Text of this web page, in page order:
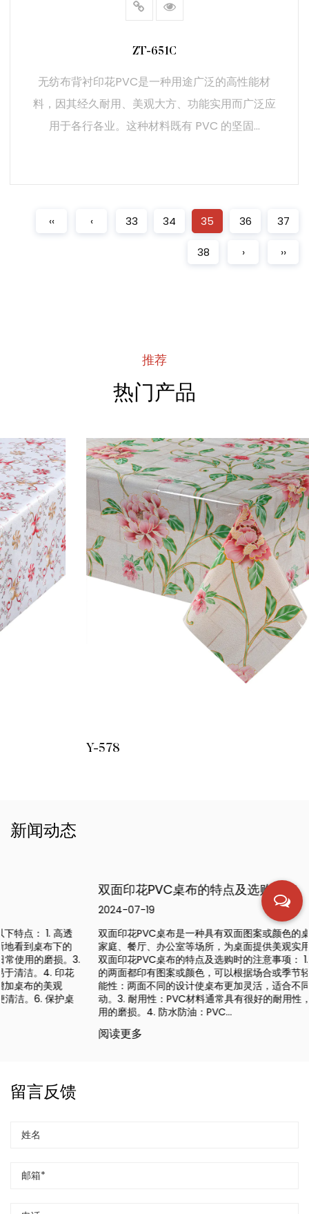
ZT-651C
无纺布背衬印花PVC是一种用途广泛的高性能材
料，因其经久耐用、美观大方、功能实用而广泛应
用于各行各业。这种材料既有 PVC 的坚固...
‹‹ ‹ 33 34 35 36 37
38 › ››
推荐
热门产品
新闻动态
双面印花PVC桌布的特点及选购指南
双面印花PVC桌布是一种具有双面图案或颜色的桌布，广泛应用于
家庭、餐厅、办公室等场所，为桌面提供美观实用的覆盖。以下是
双面印花PVC桌布的特点及选购时的注意事项： 1. 双面设计：桌布
的两面都印有图案或颜色，可以根据场合或季节轻松更换。2. 多功
能性：两面不同的设计使桌布更加灵活，适合不同的装饰风格或活
动。3. 耐用性：PVC材料通常具有很好的耐用性，能够承受日常使
用的磨损。4. 防水防油：PVC...
留言反馈